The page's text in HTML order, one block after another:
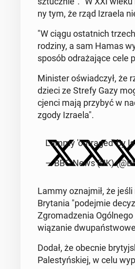
ny tym, że rząd Izraela
"W ciągu ostat­nich
rodziny, a sam Hamas
sposób od­ra­ża­ją­ce cele
Mi­ni­ster oświad­czył, że
dzieci ze Strefy Gazy
cjen­ci mają przybyć w
zgody Izraela".
Lammy 'o­utra­ge­d' by
— BBC News (UK)
Lammy oznaj­mił, że
Bry­ta­nia "po­dej­mie
Zgro­ma­dze­nia
wią­za­nie
Dodał, że obecnie
Pa­le­styń­skiej, w celu